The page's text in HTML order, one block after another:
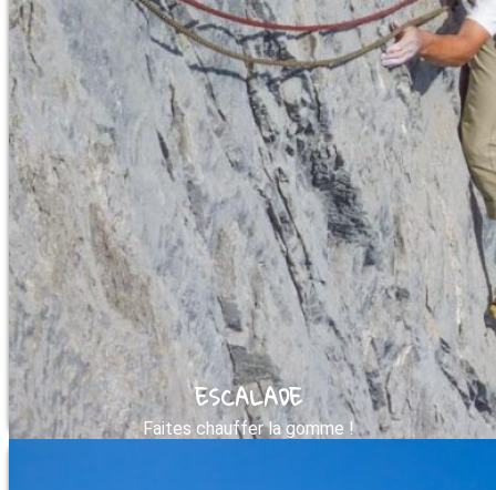
ESCALADE
Faites chauffer la gomme !